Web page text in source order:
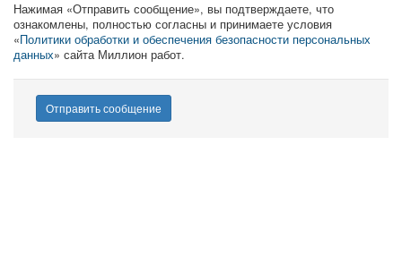
Нажимая «Отправить сообщение», вы подтверждаете, что
ознакомлены, полностью согласны и принимаете условия
«Политики обработки и обеспечения безопасности персональных
данных» сайта Миллион работ.
Отправить сообщение